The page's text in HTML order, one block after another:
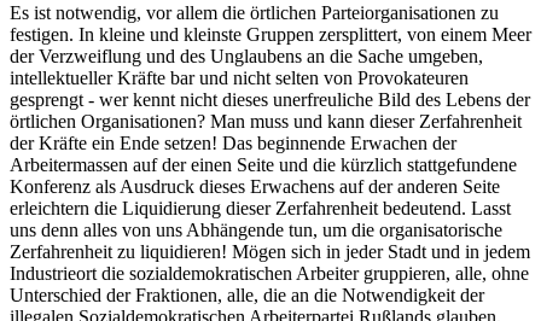
Es ist notwendig, vor allem die örtlichen Parteiorganisationen zu
festigen. In kleine und kleinste Gruppen zersplittert, von einem Meer
der Verzweiflung und des Unglaubens an die Sache umgeben,
intellektueller Kräfte bar und nicht selten von Provokateuren
gesprengt - wer kennt nicht dieses unerfreuliche Bild des Lebens der
örtlichen Organisationen? Man muss und kann dieser Zerfahrenheit
der Kräfte ein Ende setzen! Das beginnende Erwachen der
Arbeitermassen auf der einen Seite und die kürzlich stattgefundene
Konferenz als Ausdruck dieses Erwachens auf der anderen Seite
erleichtern die Liquidierung dieser Zerfahrenheit bedeutend. Lasst
uns denn alles von uns Abhängende tun, um die organisatorische
Zerfahrenheit zu liquidieren! Mögen sich in jeder Stadt und in jedem
Industrieort die sozialdemokratischen Arbeiter gruppieren, alle, ohne
Unterschied der Fraktionen, alle, die an die Notwendigkeit der
illegalen Sozialdemokratischen Arbeiterpartei Rußlands glauben,